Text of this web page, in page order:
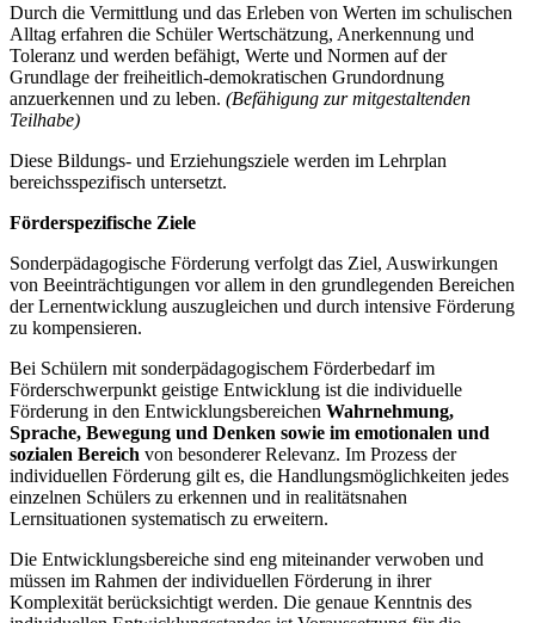
Durch die Vermittlung und das Erleben von Werten im schulischen
Alltag erfahren die Schüler Wertschätzung, Anerkennung und
Toleranz und werden befähigt, Werte und Normen auf der
Grundlage der freiheitlich-demokratischen Grundordnung
anzuerkennen und zu leben. (Befähigung zur mitgestaltenden
Teilhabe)
Diese Bildungs- und Erziehungsziele werden im Lehrplan
bereichsspezifisch untersetzt.
Förderspezifische Ziele
Sonderpädagogische Förderung verfolgt das Ziel, Auswirkungen
von Beeinträchtigungen vor allem in den grundlegenden Bereichen
der Lernentwicklung auszugleichen und durch intensive Förderung
zu kompensieren.
Bei Schülern mit sonderpädagogischem Förderbedarf im
Förderschwerpunkt geistige Entwicklung ist die individuelle
Förderung in den Entwicklungsbereichen Wahrnehmung,
Sprache, Bewegung und Denken sowie im emotionalen und
sozialen Bereich von besonderer Relevanz. Im Prozess der
individuellen Förderung gilt es, die Handlungsmöglichkeiten jedes
einzelnen Schülers zu erkennen und in realitätsnahen
Lernsituationen systematisch zu erweitern.
Die Entwicklungsbereiche sind eng miteinander verwoben und
müssen im Rahmen der individuellen Förderung in ihrer
Komplexität berücksichtigt werden. Die genaue Kenntnis des